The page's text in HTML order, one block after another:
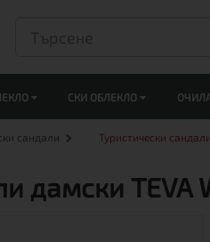
СКИ ОБЛЕКЛО
сандали Туристически
дамски TEVA